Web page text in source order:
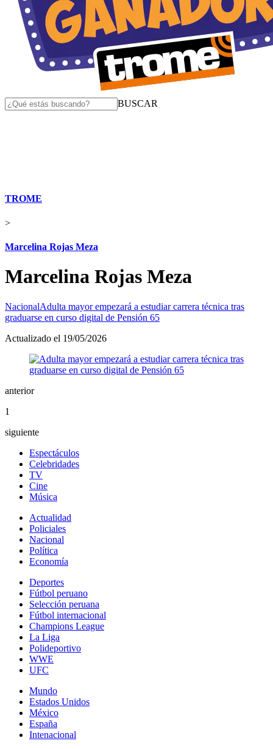
BUSCAR
TROME
>
Marcelina Rojas Meza
Marcelina Rojas Meza
NacionalAdulta mayor empezará a estudiar carrera técnica tras
graduarse en curso digital de Pensión 65
Actualizado el 19/05/2026
anterior
1
siguiente
Espectáculos
Celebridades
TV
Cine
Música
Actualidad
Policiales
Nacional
Política
Economía
Deportes
Fútbol peruano
Selección peruana
Fútbol internacional
Champions League
La Liga
Polideportivo
WWE
UFC
Mundo
Estados Unidos
México
España
Intenacional